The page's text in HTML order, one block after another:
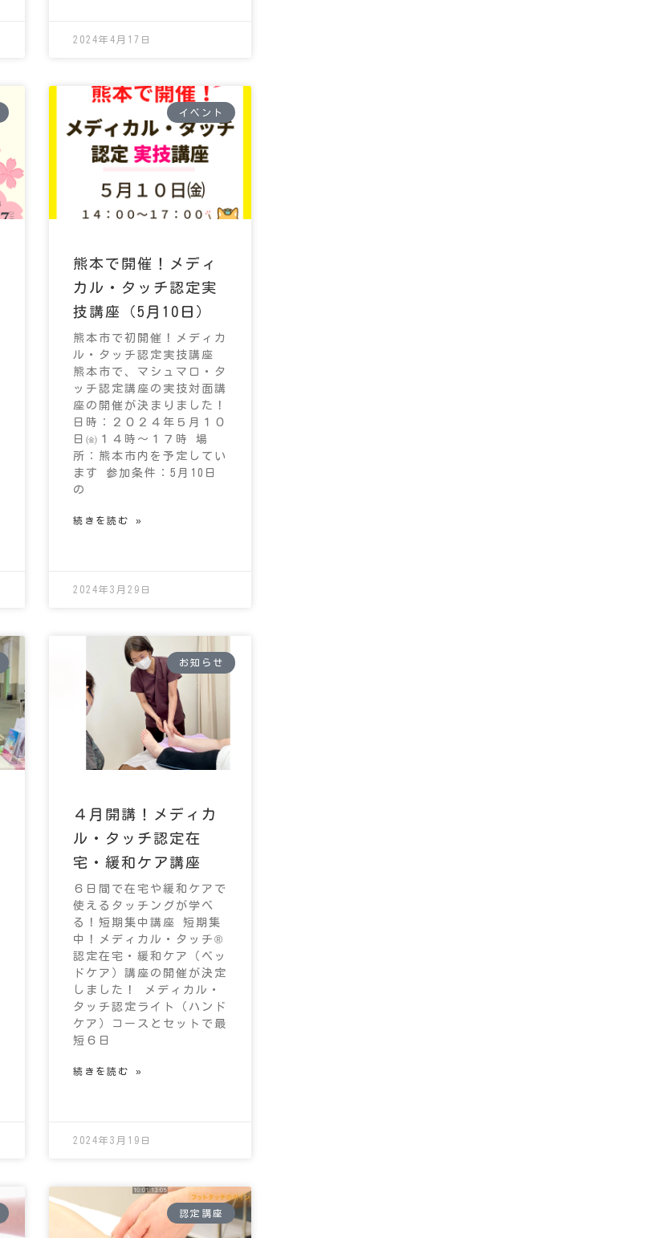
2024年4月17日
イベント
熊本で開催！メディ
カル・タッチ認定実
技講座（5月10日）
熊本市で初開催！メディカ
ル・タッチ認定実技講座
熊本市で、マシュマロ・タ
ッチ認定講座の実技対面講
座の開催が決まりました！
日時：２０２４年５月１０
日㈮１４時～１７時 場
所：熊本市内を予定してい
ます 参加条件：5月10日
の
続きを読む »
2024年3月29日
お知らせ
４月開講！メディカ
ル・タッチ認定在
宅・緩和ケア講座
６日間で在宅や緩和ケアで
使えるタッチングが学べ
る！短期集中講座 短期集
中！メディカル・タッチ®
認定在宅・緩和ケア（ベッ
ドケア）講座の開催が決定
しました！ メディカル・
タッチ認定ライト（ハンド
ケア）コースとセットで最
短６日
続きを読む »
2024年3月19日
認定講座